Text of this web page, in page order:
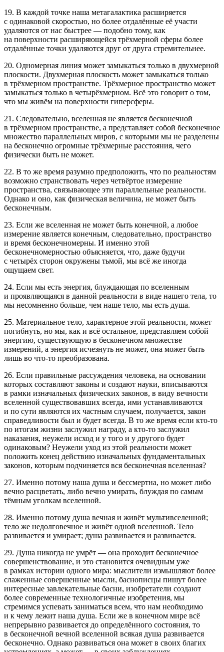
19. В каждой точке наша метагалактика расширяется
с одинаковой скоростью, но более отдалённые её участи
удаляются от нас быстрее — подобно тому, как
на поверхности расширяющейся трёхмерной сферы более
отдалённые точки удаляются друг от друга стремительнее.
20. Одномерная линия может замыкаться только в двухмерной
плоскости. Двухмерная плоскость может замыкаться только
в трёхмерном пространстве. Трёхмерное пространство может
замыкаться только в четырёхмерном. Всё это говорит о том,
что мы живём на поверхности гиперсферы.
21. Следовательно, вселенная не является бесконечной
в трёхмерном пространстве, а представляет собой бесконечное
множество параллельных миров, с которыми мы не разделены
на бесконечно огромные трёхмерные расстояния, чего
физически быть не может.
22. В то же время разумно предположить, что по реальностям
возможно странствовать через четвёртое измерение
пространства, связывающее эти параллельные реальности.
Однако и оно, как физическая величина, не может быть
бесконечным.
23. Если же вселенная не может быть конечной, а любое
измерение является конечным, следовательно, пространство
и время бесконечномерны. И именно этой
бесконечномерностью объясняется, что, даже будучи
с четырёх сторон окружены тьмой, мы всё же иногда
ощущаем свет.
24. Если мы есть энергия, блуждающая по вселенным
и проявляющаяся в данной реальности в виде нашего тела, то
мы несомненно больше, чем наше тело, мы есть душа.
25. Материальное тело, характерное этой реальности, может
погибнуть, но мы, как и всё остальное, представляем собой
энергию, существующую в бесконечном множестве
измерений, а энергия исчезнуть не может, она может быть
лишь во что-то преобразована.
26. Если правильные рассуждения человека, на основании
которых составляют законы и создают науки, вписываются
в рамки изначальных физических законов, в виду вечности
вселенной существовавших всегда, ими устанавливаются
и по сути являются их частным случаем, получается, закон
справедливости был и будет всегда. В то же время если кто-то
по итогам жизни заслужил награду, а кто-то заслужил
наказания, неужели исход и у того и у другого будет
одинаковым? Неужели уход из этой реальности может
положить конец действию изначальных фундаментальных
законов, которым подчиняется вся бесконечная вселенная?
27. Именно потому наша душа и бессмертна, но может либо
вечно расцветать, либо вечно умирать, блуждая по самым
тёмным уголкам вселенной.
28. Именно потому душа вечная и живёт мультивселенной;
тело же недолговечное и живёт одной вселенной. Тело
развивается и умирает; душа развивается и развивается.
29. Душа никогда не умрёт — она проходит бесконечное
совершенствование, и это становится очевидным уже
в рамках истории одного мира: мыслители измышляют более
слаженные совершенные мысли, баснописцы пишут более
интересные завлекательные басни, изобретатели создают
более современные технологичные изобретения, мы
стремимся успевать заниматься всем, что нам необходимо
и к чему лежит наша душа. Если же в конечном мире всё
непрерывно развивается до определённого состояния, то
в бесконечной вечной вселенной всякая душа развивается
бесконечно. Однако развиваться она может в своих благих